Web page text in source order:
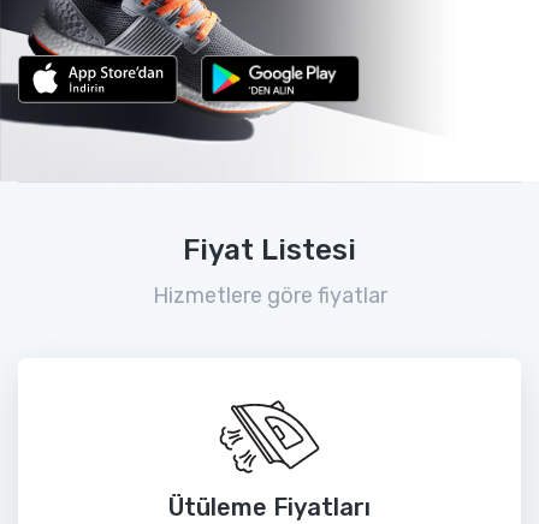
Fiyat Listesi
Hizmetlere göre fiyatlar
Ütüleme Fiyatları